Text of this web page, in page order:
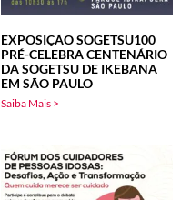
EXPOSIÇÃO SOGETSU100
PRÉ-CELEBRA CENTENÁRIO
DA SOGETSU DE IKEBANA
EM SÃO PAULO
Saiba Mais >